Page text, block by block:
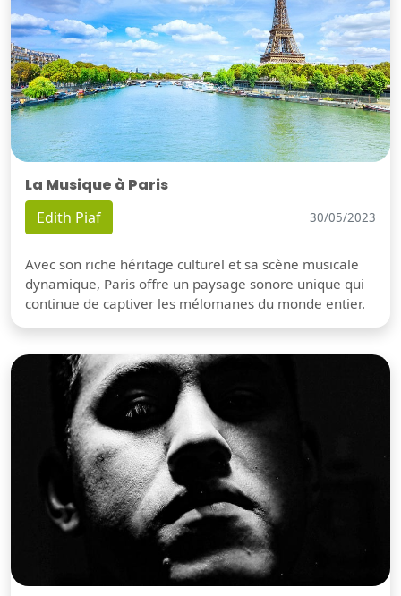
La Musique à Paris
Edith Piaf 30/05/2023
Avec son riche héritage culturel et sa scène musicale
dynamique, Paris offre un paysage sonore unique qui
continue de captiver les mélomanes du monde entier.